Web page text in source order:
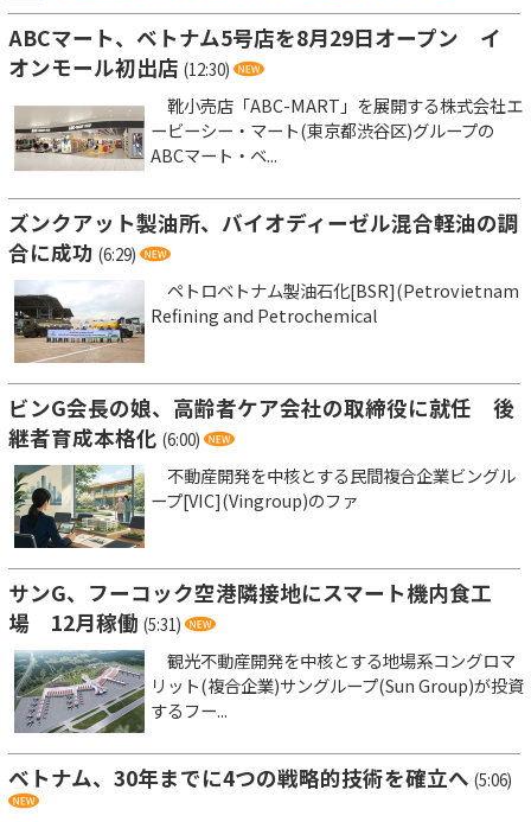
ABCマート、ベトナム5号店を8月29日オープン イ
オンモール初出店 (12:30)
靴小売店「ABC-MART」を展開する株式会社エ
ービーシー・マート(東京都渋谷区)グループの
ABCマート・ベ...
ズンクアット製油所、バイオディーゼル混合軽油の調
合に成功 (6:29)
ペトロベトナム製油石化[BSR](Petrovietnam
Refining and Petrochemical
ビンG会長の娘、高齢者ケア会社の取締役に就任 後
継者育成本格化 (6:00)
不動産開発を中核とする民間複合企業ビングル
ープ[VIC](Vingroup)のファ
サンG、フーコック空港隣接地にスマート機内食工
場 12月稼働 (5:31)
観光不動産開発を中核とする地場系コングロマ
リット(複合企業)サングループ(Sun Group)が投資
するフー...
ベトナム、30年までに4つの戦略的技術を確立へ (5:06)